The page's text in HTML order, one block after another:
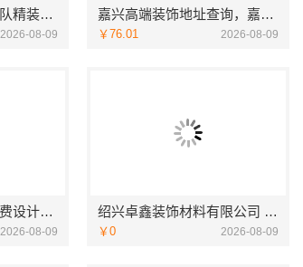
广州天河家装服务团队精装房改造，精匠饰家专业施工
2026-08-09
嘉兴高端装饰地址查询，嘉兴锦居装饰材料有限公司本地直营
￥76.01 2026-08-09
现代简约家庭装修免费设计整体落地-福建尚艺空间新材料科技有限公司
2026-08-09
绍兴卓鑫装饰材料有限公司 上虞区精细化全包质量有保障
￥0 2026-08-09